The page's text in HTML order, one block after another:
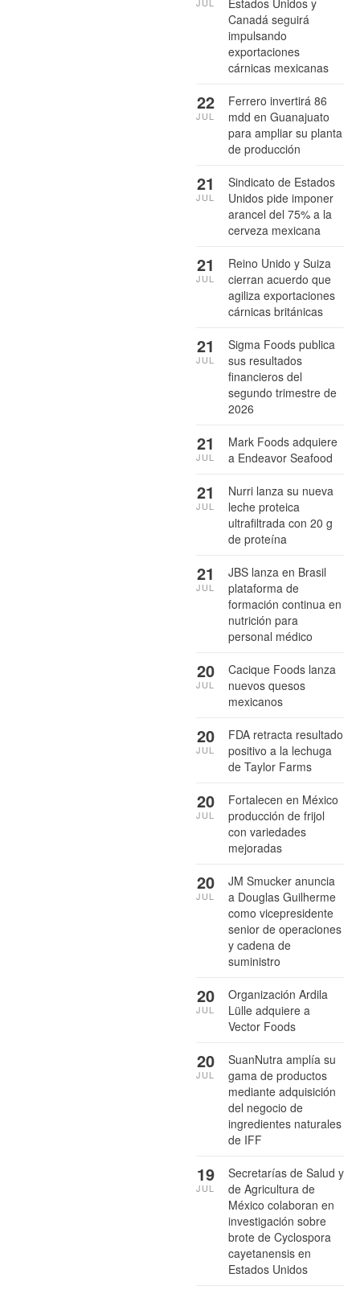
Canadá seguirá
impulsando
exportaciones
cárnicas mexicanas
Ferrero invertirá 86
mdd en Guanajuato
para ampliar su planta
de producción
22
JUL
Sindicato de Estados
Unidos pide imponer
arancel del 75% a la
cerveza mexicana
21
JUL
Reino Unido y Suiza
cierran acuerdo que
agiliza exportaciones
cárnicas británicas
21
JUL
Sigma Foods publica
sus resultados
financieros del
segundo trimestre de
2026
21
JUL
Mark Foods adquiere
a Endeavor Seafood
21
JUL
Nurri lanza su nueva
leche proteica
ultrafiltrada con 20 g
de proteína
21
JUL
JBS lanza en Brasil
plataforma de
formación continua en
nutrición para
personal médico
21
JUL
Cacique Foods lanza
nuevos quesos
mexicanos
20
JUL
FDA retracta resultado
positivo a la lechuga
de Taylor Farms
20
JUL
Fortalecen en México
producción de frijol
con variedades
mejoradas
20
JUL
JM Smucker anuncia
a Douglas Guilherme
como vicepresidente
senior de operaciones
y cadena de
suministro
20
JUL
Organización Ardila
Lülle adquiere a
Vector Foods
20
JUL
SuanNutra amplía su
gama de productos
mediante adquisición
del negocio de
ingredientes naturales
de IFF
20
JUL
Secretarías de Salud y
de Agricultura de
México colaboran en
investigación sobre
brote de Cyclospora
cayetanensis en
Estados Unidos
19
JUL